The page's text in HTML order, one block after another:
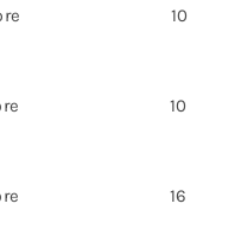
10
10
16